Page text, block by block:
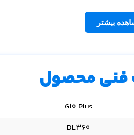
بیشتر
محصول
G10 Plus
DL360